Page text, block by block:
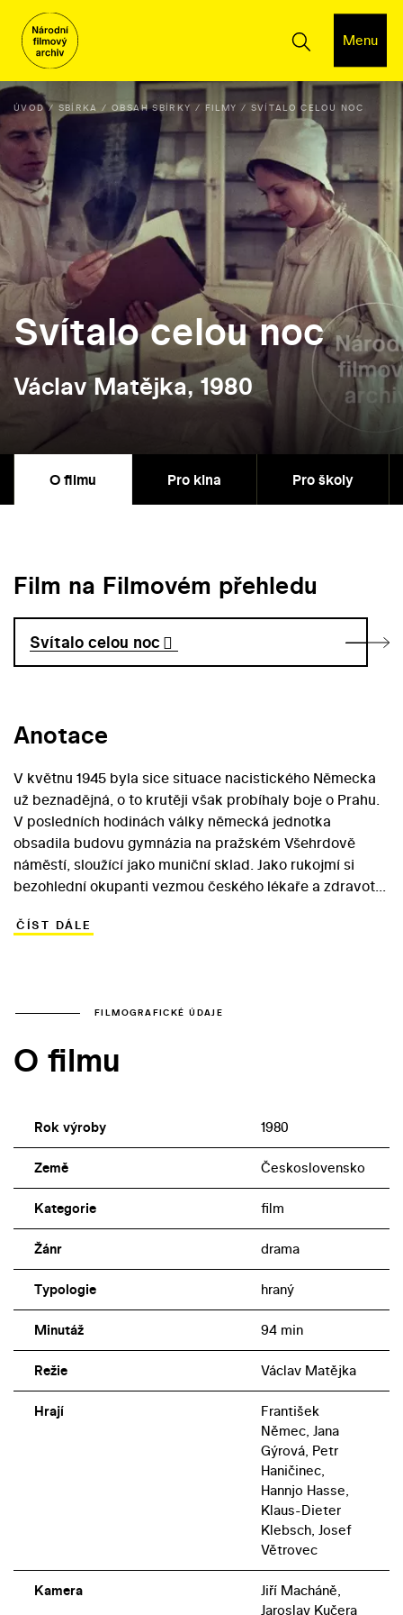
Menu
ÚVOD SBÍRKA OBSAH SBÍRKY FILMY SVÍTALO CELOU NOC
Svítalo celou noc
Václav Matějka, 1980
O filmu Pro kina Pro školy
Film na Filmovém přehledu
Svítalo celou noc
Anotace
V květnu 1945 byla sice situace nacistického Německa
už beznadějná, o to krutěji však probíhaly boje o Prahu.
V posledních hodinách války německá jednotka
obsadila budovu gymnázia na pražském Všehrdově
náměstí, sloužící jako muniční sklad. Jako rukojmí si
bezohlední okupanti vezmou českého lékaře a zdravotní
podle námětu a scénáře osvědčeného Drahoslava
kombinujícího komorní dramatické scény s obrazy z
němečtí a sovětští kolegové.
ČÍST DÁLE
FILMOGRAFICKÉ ÚDAJE
O filmu
Rok výroby 1980
Země Československo
Kategorie film
Žánr drama
Typologie hraný
Minutáž 94 min
Režie Václav Matějka
Hrají
František
Němec, Jana
Gýrová, Petr
Haničinec,
Hannjo Hasse,
Klaus-Dieter
Klebsch, Josef
Větrovec
Kamera
Jiří Macháně,
Jaroslav Kučera